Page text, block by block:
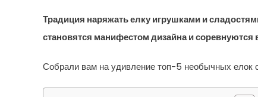
Традиция наряжать елку игрушками и
становятся манифестом дизайна и
Собрали вам на удивление топ-5 необычных елок